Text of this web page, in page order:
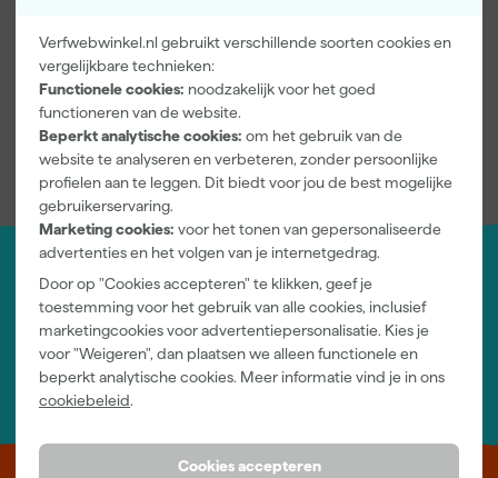
Verfwebwinkel.nl gebruikt verschillende soorten cookies en
vergelijkbare technieken:
Functionele cookies: noodzakelijk voor het goed
functioneren van de website.
Beperkt analytische cookies: om het gebruik van de
website te analyseren en verbeteren, zonder persoonlijke
profielen aan te leggen. Dit biedt voor jou de best mogelijke
gebruikerservaring.
Marketing cookies: voor het tonen van gepersonaliseerde
advertenties en het volgen van je internetgedrag.
Door op "Cookies accepteren" te klikken, geef je
toestemming voor het gebruik van alle cookies, inclusief
marketingcookies voor advertentiepersonalisatie. Kies je
voor "Weigeren", dan plaatsen we alleen functionele en
beperkt analytische cookies. Meer informatie vind je in ons
cookiebeleid.
Cookies accepteren
Documenten
Kenmerkenblad
Jouw account
Log-in en beheer je bestellingen en gegevens
Nieuwsbrief
Inschrijven wekelijkse nieuwsbrief
Wij helpen je graag
Neem contact op met één van onze specialisten.